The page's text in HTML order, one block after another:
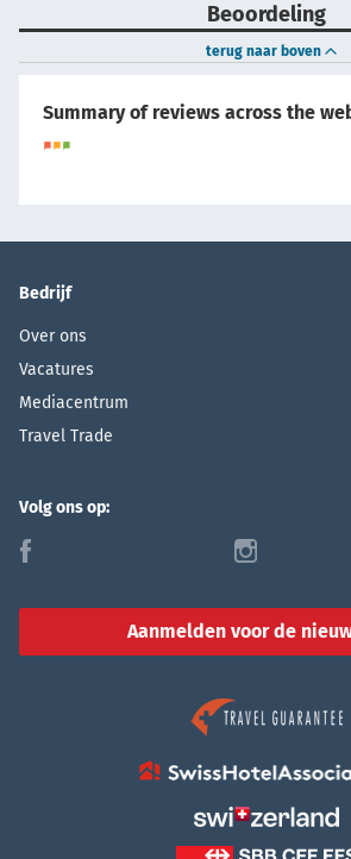
Beoordeling
terug naar boven
Summary of reviews across the
Bedrijf
Over ons
Vacatures
Mediacentrum
Travel Trade
Volg ons op:
f i
Aanmelden voor de